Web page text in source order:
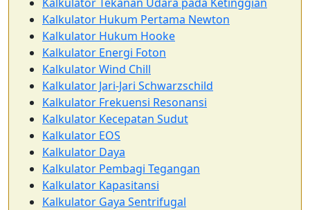
Kalkulator Hukum Pertama Newton
Kalkulator Hukum Hooke
Kalkulator Energi Foton
Kalkulator Wind Chill
Kalkulator Jari-Jari Schwarzschild
Kalkulator Frekuensi Resonansi
Kalkulator Kecepatan Sudut
Kalkulator EOS
Kalkulator Daya
Kalkulator Pembagi Tegangan
Kalkulator Kapasitansi
Kalkulator Gaya Sentrifugal